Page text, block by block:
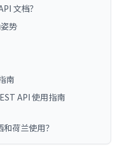
文档？
势
南
API 使用指南
荷兰使用？